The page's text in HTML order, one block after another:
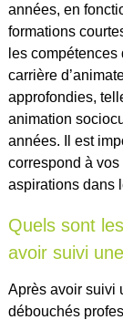
années, en
formations
les
carrière
approfondies,
animation
années. Il est
correspond à
aspirations dans
Quels sont
avoir suivi
Après avoir suivi
débouchés